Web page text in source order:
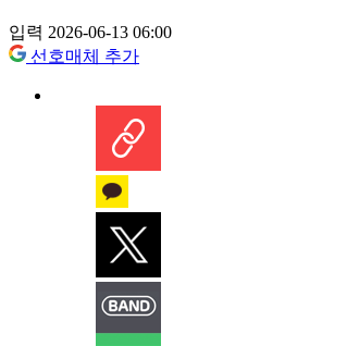
입력 2026-06-13 06:00
선호매체 추가